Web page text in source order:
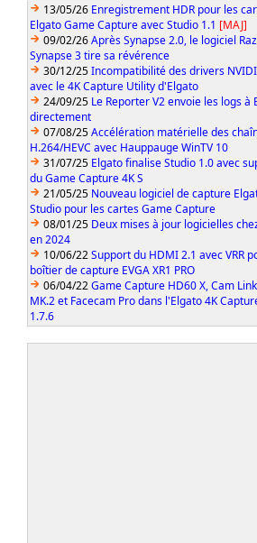
13/05/26 Enregistrement HDR pour les
Elgato Game Capture avec Studio 1.1 [MAJ]
09/02/26Après Synapse 2.0, le logiciel
Synapse 3 tire sa révérence
30/12/25Incompatibilité des drivers
avec le 4K Capture Utility d'Elgato
24/09/25 Le Reporter V2 envoie les logs à
directement
07/08/25Accélération matérielle des
H.264/HEVC avec Hauppauge WinTV 10
31/07/25 Elgato finalise Studio 1.0 avec
du Game Capture 4K S
21/05/25 Nouveau logiciel de capture
Studio pour les cartes Game Capture
08/01/25 Deux mises à jour logicielles
en 2024
10/06/22Support du HDMI 2.1 avec VRR
boîtier de capture EVGA XR1 PRO
06/04/22Game Capture HD60 X, Cam
MK.2 et Facecam Pro dans l'Elgato 4K
1.7.6